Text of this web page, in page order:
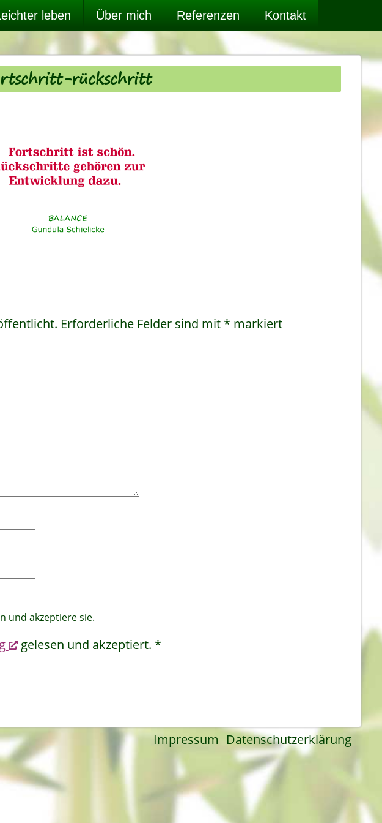
leben Über mich Referenzen Kontakt
rückschritt
Erforderliche Felder sind mit * markiert
und akzeptiere sie.
gelesen und akzeptiert. *
Impressum Datenschutzerklärung